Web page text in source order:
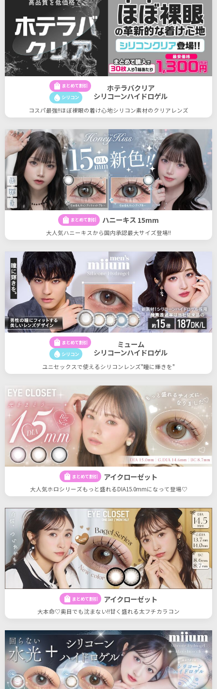
18 18 件
shopping_bag まとめて割引
water_drop シリコン
ホテラバクリア
シリコーンハイドロゲル
コスパ最強!!ほぼ裸眼の着け心地シリコン素材のクリアレンズ
shopping_bag まとめて割引 ハニーキス 15mm
大人気ハニーキスから国内承認最大サイズ登場!!
shopping_bag まとめて割引
water_drop シリコン
ミューム
シリコーンハイドロゲル
ユニセックスで使えるシリコンレンズ"瞳に輝きを"
shopping_bag まとめて割引 アイクローゼット
大人気ホロシリーズもっと盛れるDIA15.0mmになって登場♡
shopping_bag まとめて割引 アイクローゼット
大本命♡奥目でも沈まない!!甘く盛れる太フチカラコン